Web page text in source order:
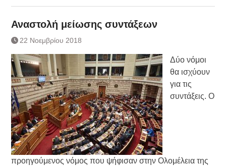
Αναστολή μείωσης συντάξεων
22 Νοεμβρίου 2018
Δύο νόμοι
θα ισχύουν
για τις
συντάξεις. Ο
προηγούμενος νόμος που ψήφισαν στην Ολομέλεια της